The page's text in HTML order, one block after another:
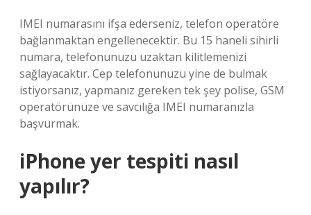
IMEI numarasını ifşa ederseniz, telefon operatöre
bağlanmaktan engellenecektir. Bu 15 haneli sihirli
numara, telefonunuzu uzaktan kilitlemenizi
sağlayacaktır. Cep telefonunuzu yine de bulmak
istiyorsanız, yapmanız gereken tek şey polise, GSM
operatörünüze ve savcılığa IMEI numaranızla
başvurmak.
iPhone yer tespiti nasıl
yapılır?